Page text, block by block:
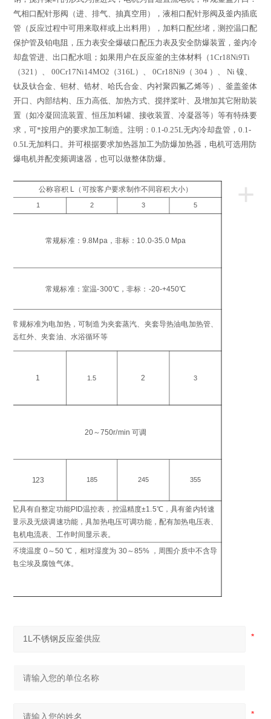
气相口配针形阀（进、排气、抽真空用），液相口配针形阀及釜内插底
管（反应过程中可用来取样或上出料用），加料口配丝堵，测控温口配
保护管及铂电阻，压力表安全爆破口配压力表及安全防爆装置，釜内冷
却盘管进、出口配水咀；如果用户在反应釜的主体材料（ 1Cr18Ni9Ti
（321 ）、 00Cr17Ni14MO2 （316L ）、 0Cr18Ni9 （ 304 ）、 Ni镍、
钛及钛合金、钽材、锆材、哈氏合金、内衬聚四氟乙烯等）、釜盖釜体
开口、内部结构、压力高低、加热方式、搅拌桨叶、及增加其它附助装
置（如冷凝回流装置、恒压加料罐、接收装置、冷凝器等）等有特殊要
求，可*按用户的要求加工制造。注明：0.1-0.25L无内冷却盘管，0.1-
0.5L无加料口。并可根据要求加热器加工为防爆加热器，电机可选用防
爆电机并配变频调速器，也可以做整体防爆。
+
公称容积 L（可按客户要求制作不同容积大小）
1 2 3 5
常规标准：9.8Mpa，非标：10.0-35.0 Mpa
常规标准：室温-300℃，非标：-20-+450℃
常规标准为电加热，可制造为夹套蒸汽、夹套导热油电加热管、
远红外、夹套油、水浴循环等
1 1.5 2 3
20～750r/min 可调
123 185 245 355
配具有自整定功能PID温控表，控温精度±1.5℃，具有釜内转速
显示及无级调速功能，具加热电压可调功能，配有加热电压表、
电机电流表、工作时间显示表。
环境温度 0～50 ℃，相对湿度为 30～85% ，周围介质中不含导
电尘埃及腐蚀气体。